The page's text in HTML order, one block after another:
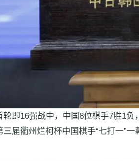
轮即16强战中，中国8位棋手7胜1
届衢州烂柯杯中国棋手“七打一”